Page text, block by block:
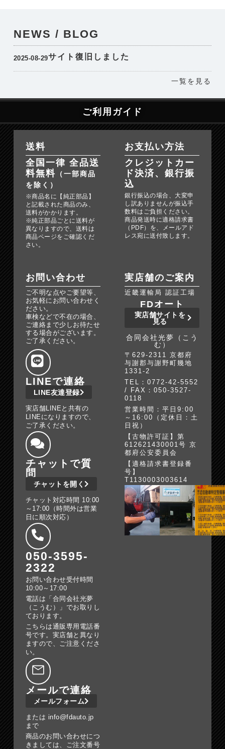
NEWS / BLOG
2025-08-29サイト復旧しました
一覧を見る
ご利用ガイド
送料
全国一律 全品送
料無料 （一部商品
を除く）
※商品名に【純正部品】
と記載された商品のみ、
送料がかかります。
※純正部品ごとに送料が
異なりますので、送料は
商品ページをご確認くだ
さい。
お支払い方法
クレジットカー
ド決済、銀行振
込
銀行振込の場合、大変申
し訳ありませんが振込手
数料はご負担ください。
商品発送時に適格請求書
（PDF）を、メールアド
レス宛に送付致します。
お問い合わせ
ご不明な点やご要望等、
お気軽にお問い合わせく
ださい。
車検などで不在の場合、
ご連絡まで少しお待たせ
する場合がございます。
ご了承ください。
LINEで連絡
LINE友達登録
実店舗LINEと共有の
LINEになりますので、
ご了承ください。
チャットで質
問
チャットを開く
チャット対応時間 10:00
～17:00（時間外は営業
日に順次対応）
050-3595-
2322
お問い合わせ受付時間
10:00～17:00
電話は「合同会社光夢
（こうむ）」でお取りし
ております。
こちらは通販専用電話番
号です。実店舗と異なり
ますので、ご注意くださ
い。
メールで連絡
メールフォーム
または info@fdauto.jp
まで
商品のお問い合わせにつ
きましては、ご注文番号
実店舗のご案内
近畿運輸局 認証工場
FDオート
実店舗サイトを
見る
合同会社光夢（こう
む）
〒629-2311 京都府
与謝郡与謝野町幾地
1331-2
TEL：0772-42-5552
/ FAX：050-3527-
0118
営業時間：平日9:00
～16:00（定休日：土
日祝）
【古物許可証】第
612621430001号 京
都府公安委員会
【適格請求書登録番
号】
T1130003003614